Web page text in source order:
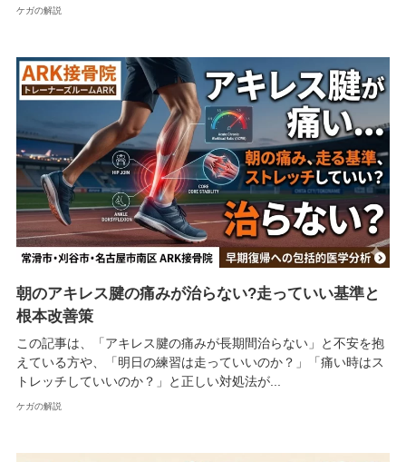
ケガの解説
朝のアキレス腱の痛みが治らない?走っていい基準と
根本改善策
この記事は、「アキレス腱の痛みが長期間治らない」と不安を抱
えている方や、「明日の練習は走っていいのか？」「痛い時はス
トレッチしていいのか？」と正しい対処法が...
ケガの解説